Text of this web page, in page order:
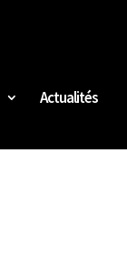
Actualités